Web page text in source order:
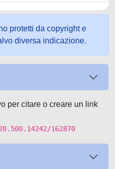
protetti da copyright e
diversa indicazione.
per citare o creare un link
162870